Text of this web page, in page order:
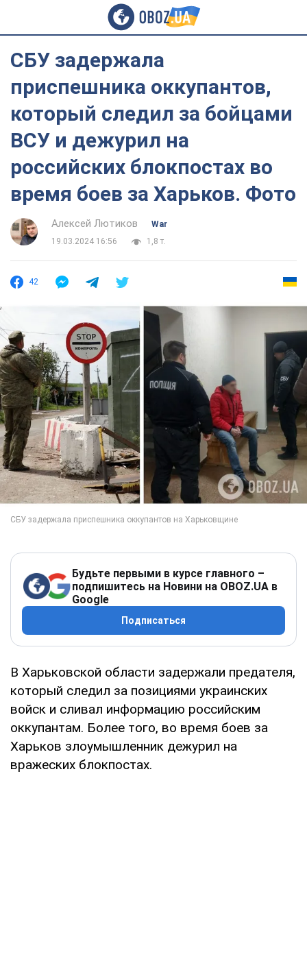
СБУ задержала
приспешника оккупантов,
который следил за бойцами
ВСУ и дежурил на
российских блокпостах во
время боев за Харьков. Фото
Алексей Лютиков
War
19.03.2024 16:56
1,8 т.
42
Будьте первыми в курсе главного –
подпишитесь на Новини на OBOZ.UA в
Google
Подписаться
В Харьковской области задержали предателя,
который следил за позициями украинских
войск и сливал информацию российским
оккупантам. Более того, во время боев за
Харьков злоумышленник дежурил на
вражеских блокпостах.